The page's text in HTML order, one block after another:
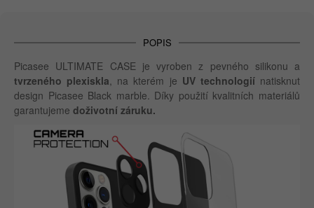
POPIS
Picasee ULTIMATE CASE je vyroben z pevného silikonu a
tvrzeného plexiskla, na kterém je UV technologiínatisknut
design Picasee Black marble. Díky použití kvalitních materiálů
garantujeme doživotní záruku.